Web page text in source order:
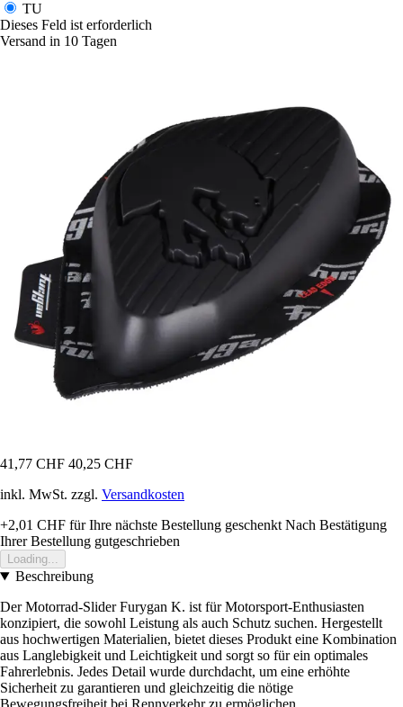
TU
Dieses Feld ist erforderlich
Versand in 10 Tagen
41,77 CHF 40,25 CHF
inkl. MwSt. zzgl. Versandkosten
+2,01 CHF für Ihre nächste Bestellung geschenkt Nach Bestätigung
Ihrer Bestellung gutgeschrieben
Loading...
Beschreibung
Der Motorrad-Slider Furygan K. ist für Motorsport-Enthusiasten
konzipiert, die sowohl Leistung als auch Schutz suchen. Hergestellt
aus hochwertigen Materialien, bietet dieses Produkt eine Kombination
aus Langlebigkeit und Leichtigkeit und sorgt so für ein optimales
Fahrerlebnis. Jedes Detail wurde durchdacht, um eine erhöhte
Sicherheit zu garantieren und gleichzeitig die nötige